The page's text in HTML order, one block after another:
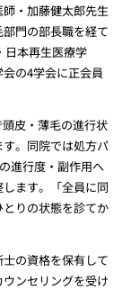
・加藤健太郎先生
門の部長職を経て
日本再生医療学
の4学会に正会員
皮・薄毛の進行状
。同院では処方パ
進行度・副作用へ
ます。「全員に同
りの状態を診てか
の資格を保有して
ンセリングを受け